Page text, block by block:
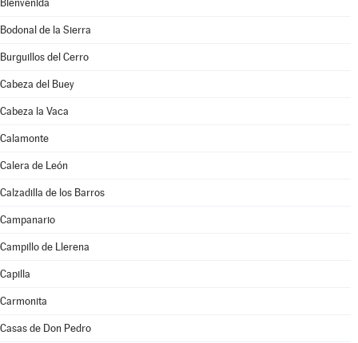
Bienvenida
Bodonal de la Sierra
Burguillos del Cerro
Cabeza del Buey
Cabeza la Vaca
Calamonte
Calera de León
Calzadilla de los Barros
Campanario
Campillo de Llerena
Capilla
Carmonita
Casas de Don Pedro